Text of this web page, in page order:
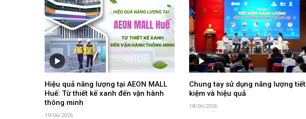
Hiệu quả năng lượng tại AEON MALL
Huế: Từ thiết kế xanh đến vận hành
thông minh
19/06/2026
Chung tay sử dụng năng lượng tiết
kiệm và hiệu quả
18/06/2026